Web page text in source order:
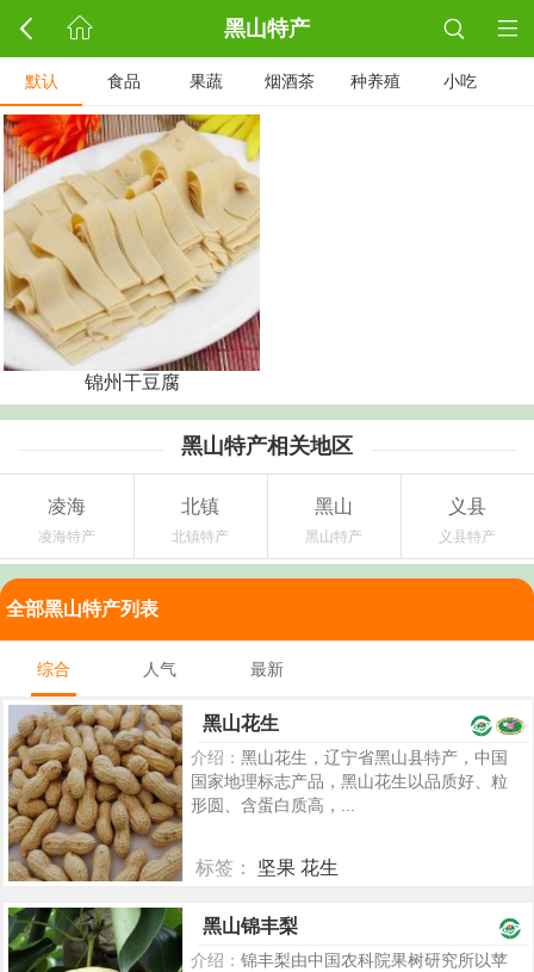
黑山特产
默认 食品 果蔬 烟酒茶 种养殖 小吃
锦州干豆腐
黑山特产相关地区
凌海
凌海特产
北镇
北镇特产
黑山
黑山特产
义县
义县特产
全部黑山特产列表
综合 人气 最新
黑山花生
介绍： 黑山花生，辽宁省黑山县特产，中国
国家地理标志产品，黑山花生以品质好、粒
形圆、含蛋白质高，...
标签： 坚果 花生
黑山锦丰梨
介绍： 锦丰梨由中国农科院果树研究所以苹